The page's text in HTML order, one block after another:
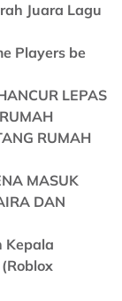
Juara Lagu
Players be
LEPAS
RUMAH
MASUK
DAN
Kepala